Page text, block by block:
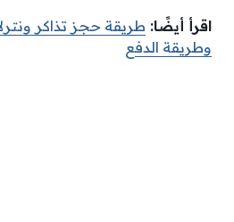
اقرأ أيضًا: طريقة حجز تذاكر
وطريقة الدفع